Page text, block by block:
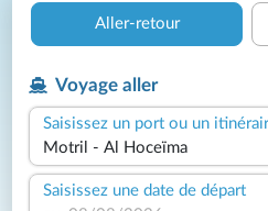
Aller-retour
Voyage aller
Saisissez un port ou un
Saisissez une date de départ